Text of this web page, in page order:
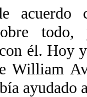
acuerdo
él. Hoy
William
ayudado